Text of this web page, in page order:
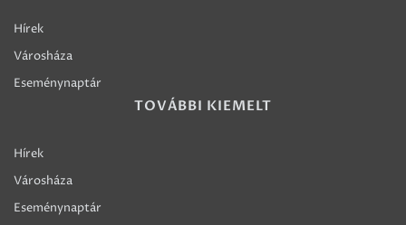
Hírek
Városháza
Eseménynaptár
TOVÁBBI KIEMELT
Hírek
Városháza
Eseménynaptár